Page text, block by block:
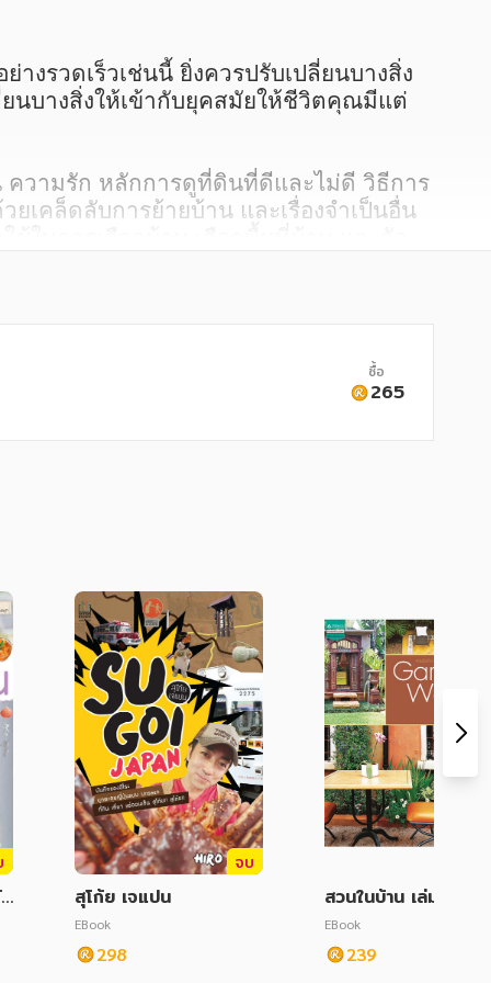
นบางสิ่งให้เข้ากับยุคสมัยให้ชีวิตคุณมีแต่
วามรัก หลักการดูที่ดินที่ดีและไม่ดี วิธีการ
เคล็ดลับการย้ายบ้าน และเรื่องจำเป็นอื่น
ซื้อ
265
จบ
สุโก้ย เจแปน
EBook
298
สวนในบ้าน เล่ม 31 :
rden We Love
EBook
239